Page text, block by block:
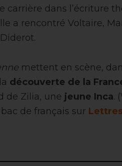
carrière dans l’écriture
a rencontré Voltaire,
mettent en scène,
découverte de la
de Zilia, une jeune Inca.
de français sur